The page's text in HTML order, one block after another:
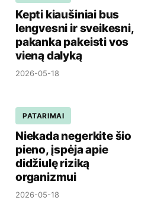
Kepti kiaušiniai bus
lengvesni ir sveikesni,
pakanka pakeisti vos
vieną dalyką
2026-05-18
PATARIMAI
Niekada negerkite šio
pieno, įspėja apie
didžiulę riziką
organizmui
2026-05-18